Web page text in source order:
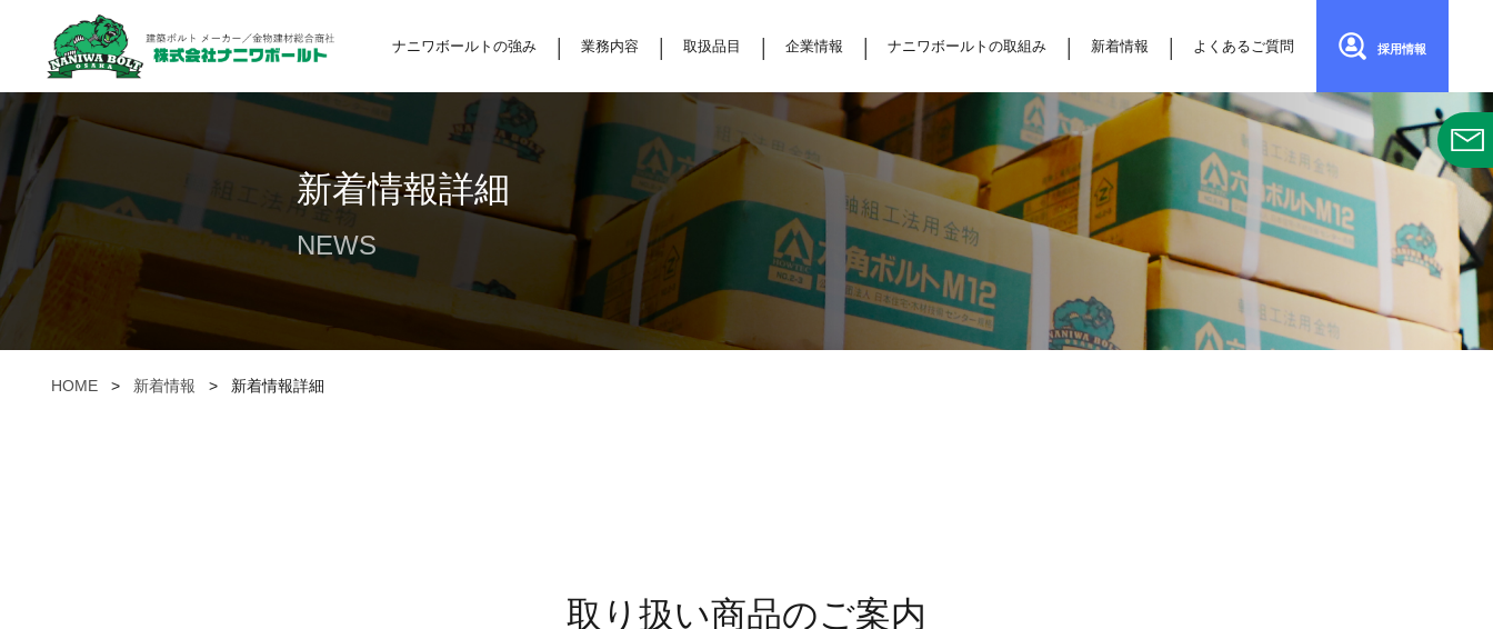
ナニワボールトの強み 業務内容 取扱品目 企業情報 ナニワボールトの取組み 新着情報 よくあるご質問 採用情報
新着情報詳細
NEWS
HOME > 新着情報 > 新着情報詳細
取り扱い商品のご案内